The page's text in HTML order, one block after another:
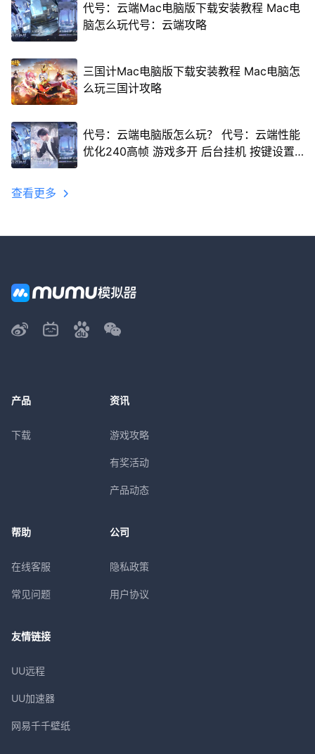
代号：云端Mac电脑版下载安装教程 Mac电
脑怎么玩代号：云端攻略
三国计Mac电脑版下载安装教程 Mac电脑怎
么玩三国计攻略
代号：云端电脑版怎么玩？ 代号：云端性能
优化240高帧 游戏多开 后台挂机 按键设置
查看更多
产品
下载
资讯
游戏攻略
有奖活动
产品动态
帮助
在线客服
常见问题
公司
隐私政策
用户协议
友情链接
UU远程
UU加速器
网易千千壁纸